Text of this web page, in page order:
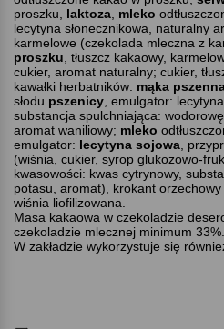
proszku, laktoza mleko
lecytyna słonecznikowa, naturalny
karmelowe (czekolada mleczna z
proszku , tłuszcz kakaowy,
cukier, aromat naturalny; cukier,
kawałki herbatników: mąka
słodu pszenicy , emulgator: lecytyna
substancja spulchniająca:
aromat waniliowy; mleko
emulgator: lecytyna sojowa ,
(wiśnia, cukier, syrop glukozowo-
kwasowości: kwas cytrynowy,
potasu, aromat), krokant orzechowy
wiśnia liofilizowana.
Masa kakaowa w czekoladzie
czekoladzie mlecznej minimum 33%.
W zakładzie wykorzystuje się